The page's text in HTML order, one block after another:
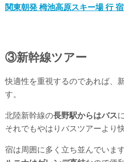
関東朝発 栂池高原スキー場 行
③新幹線ツアー
快適性を重視するのであれば、
す。
北陸新幹線の長野駅からはバス
それでもやはりバスツアーより
宿は周囲に多く立ち並んでいま